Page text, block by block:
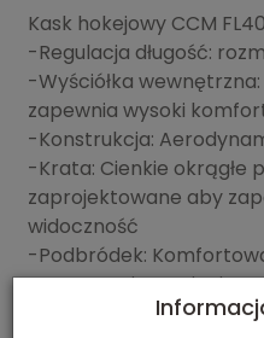
Kask hokejowy CCM
-Regulacja długość:
-Wyściółka
zapewnia wysoki
-Konstrukcja:
-Krata: Cienkie okrągłe
zaprojektowane aby
widoczność
-Podbródek:
-Mocowanie: Zapięcie